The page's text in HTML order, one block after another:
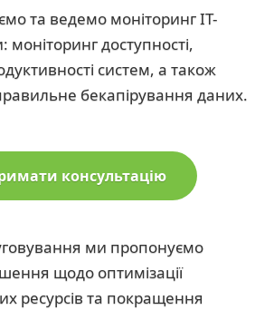
та ведемо моніторинг IT-
моніторинг доступності,
систем, а також
бекапірування даних.
консультацію
ми пропонуємо
щодо оптимізації
ресурсів та покращення